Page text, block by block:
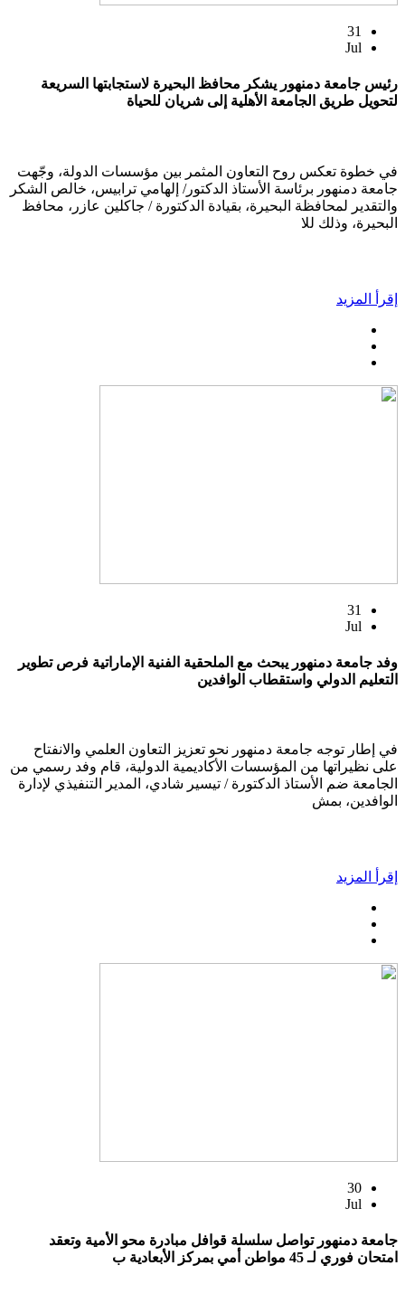
31
Jul
رئيس جامعة دمنهور يشكر محافظ البحيرة لاستجابتها السريعة
لتحويل طريق الجامعة الأهلية إلى شريان للحياة
في خطوة تعكس روح التعاون المثمر بين مؤسسات الدولة، وجّهت
جامعة دمنهور برئاسة الأستاذ الدكتور/ إلهامي ترابيس، خالص الشكر
والتقدير لمحافظة البحيرة، بقيادة الدكتورة / جاكلين عازر، محافظ
البحيرة، وذلك للا
إقرأ المزيد
31
Jul
وفد جامعة دمنهور يبحث مع الملحقية الفنية الإماراتية فرص تطوير
التعليم الدولي واستقطاب الوافدين
في إطار توجه جامعة دمنهور نحو تعزيز التعاون العلمي والانفتاح
على نظيراتها من المؤسسات الأكاديمية الدولية، قام وفد رسمي من
الجامعة ضم الأستاذ الدكتورة / تيسير شادي، المدير التنفيذي لإدارة
الوافدين، بمش
إقرأ المزيد
30
Jul
جامعة دمنهور تواصل سلسلة قوافل مبادرة محو الأمية وتعقد
امتحان فوري لـ 45 مواطن أمي بمركز الأبعادية ب